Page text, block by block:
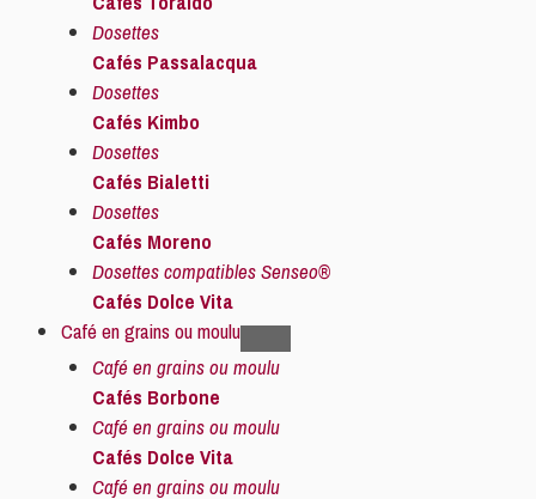
Dosettes
Cafés Passalacqua
Dosettes
Cafés Kimbo
Dosettes
Cafés Bialetti
Dosettes
Cafés Moreno
Dosettes compatibles Senseo®
Cafés Dolce Vita
Café en grains ou moulu
Café en grains ou moulu
Cafés Borbone
Café en grains ou moulu
Cafés Dolce Vita
Café en grains ou moulu